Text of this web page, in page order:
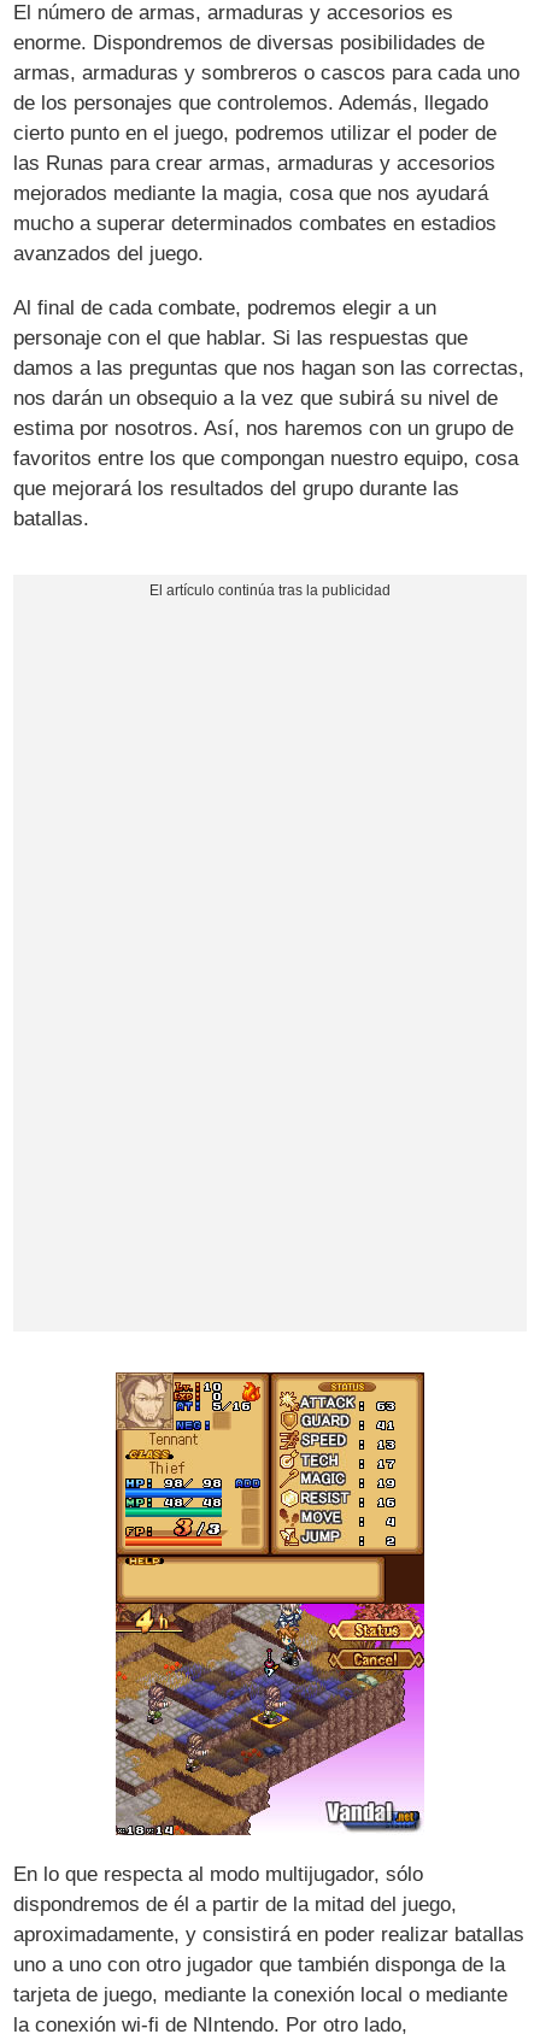
El número de armas, armaduras y accesorios es
enorme. Dispondremos de diversas posibilidades de
armas, armaduras y sombreros o cascos para cada uno
de los personajes que controlemos. Además, llegado
cierto punto en el juego, podremos utilizar el poder de
las Runas para crear armas, armaduras y accesorios
mejorados mediante la magia, cosa que nos ayudará
mucho a superar determinados combates en estadios
avanzados del juego.
Al final de cada combate, podremos elegir a un
personaje con el que hablar. Si las respuestas que
damos a las preguntas que nos hagan son las correctas,
nos darán un obsequio a la vez que subirá su nivel de
estima por nosotros. Así, nos haremos con un grupo de
favoritos entre los que compongan nuestro equipo, cosa
que mejorará los resultados del grupo durante las
batallas.
En lo que respecta al modo multijugador, sólo
dispondremos de él a partir de la mitad del juego,
aproximadamente, y consistirá en poder realizar batallas
uno a uno con otro jugador que también disponga de la
tarjeta de juego, mediante la conexión local o mediante
la conexión wi-fi de NIntendo. Por otro lado,